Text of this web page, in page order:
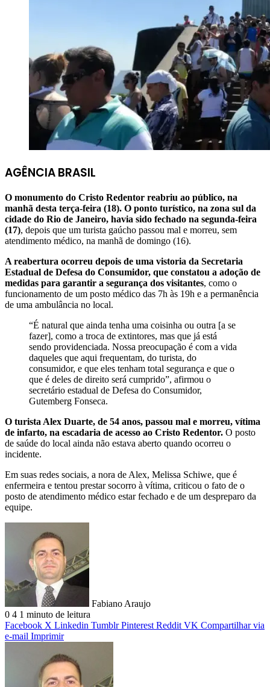
AGÊNCIA BRASIL
O monumento do Cristo Redentor reabriu ao público, na
manhã desta terça-feira (18). O ponto turístico, na zona sul da
cidade do Rio de Janeiro, havia sido fechado na segunda-feira
(17), depois que um turista gaúcho passou mal e morreu, sem
atendimento médico, na manhã de domingo (16).
A reabertura ocorreu depois de uma vistoria da Secretaria
Estadual de Defesa do Consumidor, que constatou a adoção de
medidas para garantir a segurança dos visitantes, como o
funcionamento de um posto médico das 7h às 19h e a permanência
de uma ambulância no local.
“É natural que ainda tenha uma coisinha ou outra [a se
fazer], como a troca de extintores, mas que já está
sendo providenciada. Nossa preocupação é com a vida
daqueles que aqui frequentam, do turista, do
consumidor, e que eles tenham total segurança e que o
que é deles de direito será cumprido”, afirmou o
secretário estadual de Defesa do Consumidor,
Gutemberg Fonseca.
O turista Alex Duarte, de 54 anos, passou mal e morreu, vítima
de infarto, na escadaria de acesso ao Cristo Redentor. O posto
de saúde do local ainda não estava aberto quando ocorreu o
incidente.
Em suas redes sociais, a nora de Alex, Melissa Schiwe, que é
enfermeira e tentou prestar socorro à vítima, criticou o fato de o
posto de atendimento médico estar fechado e de um despreparo da
equipe.
Fabiano Araujo
0 4 1 minuto de leitura
Facebook X Linkedin Tumblr Pinterest Reddit VK Compartilhar via
e-mail Imprimir